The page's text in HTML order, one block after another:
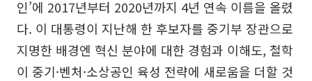
인’에 2017년부터 2020년까지 4년 연속 이름을 올렸
다. 이 대통령이 지난해 한 후보자를 중기부 장관으로
지명한 배경엔 혁신 분야에 대한 경험과 이해도, 철학
이 중기·벤처·소상공인 육성 전략에 새로움을 더할 것